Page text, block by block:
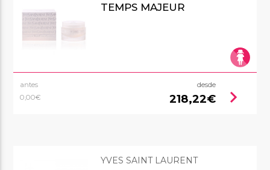
TEMPS MAJEUR
antes
0,00€
desde
218,22€ chevron_right
YVES SAINT LAURENT